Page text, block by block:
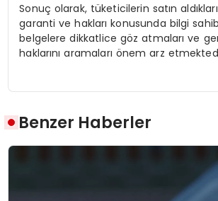
Sonuç olarak, tüketicilerin satın
garanti ve hakları konusunda bilgi
belgelere dikkatlice göz atmaları ve
haklarını aramaları önem arz
Benzer Haberler